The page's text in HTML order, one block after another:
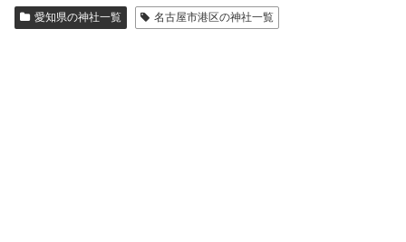
愛知県の神社一覧 名古屋市港区の神社一覧